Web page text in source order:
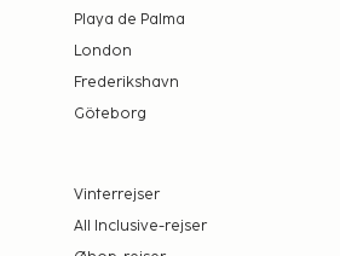
Playa de Palma
London
Frederikshavn
Göteborg
Vinterrejser
All Inclusive-rejser